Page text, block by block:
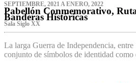
SEPTIEMBRE, 2021 A ENERO, 2022
Pabellón Conmemorativo,
Banderas Históricas
Sala Siglo XX
La larga Guerra de Independencia,
conjunto de símbolos de identidad como